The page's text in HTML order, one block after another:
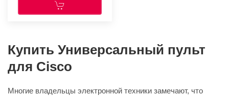
Купить Универсальный пульт
для Cisco
Многие владельцы электронной техники замечают, что